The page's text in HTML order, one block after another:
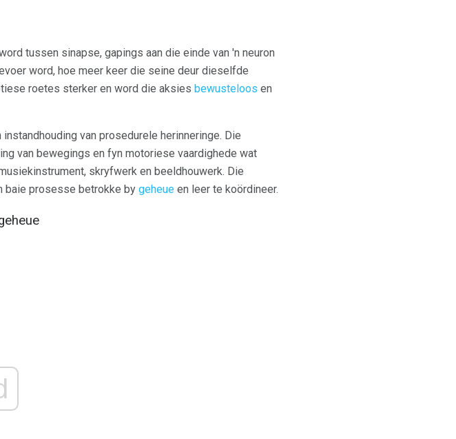
tussen sinapse, gapings aan die einde van 'n neuron
word, hoe meer keer die seine deur dieselfde
roetes sterker en word die aksies bewusteloos en
van prosedurele herinneringe. Die
van bewegings en fyn motoriese vaardighede wat
skryfwerk en beeldhouwerk. Die
baie prosesse betrokke by geheue en leer te koördineer.